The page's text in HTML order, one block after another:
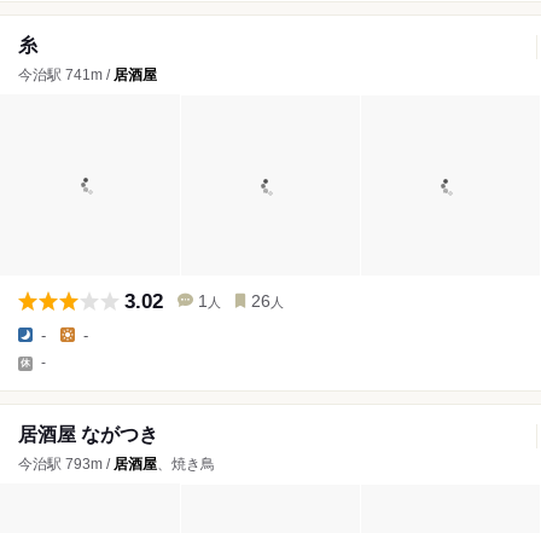
糸
今治駅 741m / 居酒屋
3.02 1 人 26 人
- -
-
居酒屋 ながつき
今治駅 793m / 居酒屋、焼き鳥